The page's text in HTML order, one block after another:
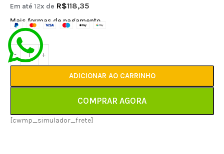
Em até 12x de R$118,35
Mais formas de pagamento
ADICIONAR AO CARRINHO
COMPRAR AGORA
[cwmp_simulador_frete]